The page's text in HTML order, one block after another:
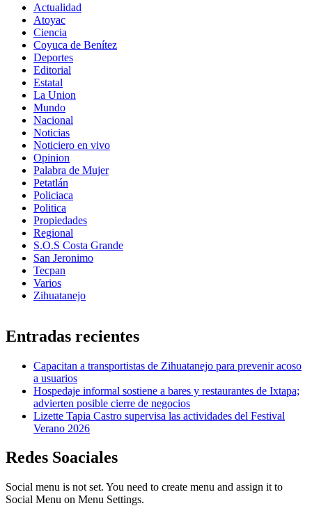
Actualidad
Atoyac
Ciencia
Coyuca de Benítez
Deportes
Editorial
Estatal
La Union
Mundo
Nacional
Noticias
Noticiero en vivo
Opinion
Palabra de Mujer
Petatlán
Policiaca
Politica
Propiedades
Regional
S.O.S Costa Grande
San Jeronimo
Tecpan
Varios
Zihuatanejo
Entradas recientes
Capacitan a transportistas de Zihuatanejo para prevenir acoso
a usuarios
Hospedaje informal sostiene a bares y restaurantes de Ixtapa;
advierten posible cierre de negocios
Lizette Tapia Castro supervisa las actividades del Festival
Verano 2026
Redes Soaciales
Social menu is not set. You need to create menu and assign it to
Social Menu on Menu Settings.